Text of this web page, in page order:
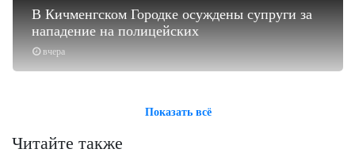
вчера
В Кичменгском Городке осуждены супруги за
нападение на полицейских
Показать всё
Читайте также